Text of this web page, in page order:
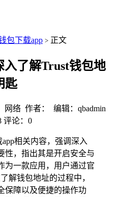
包下载app > 正文
了解Trust钱包地
匙
网络 作者： 编辑：qbadmin
评论：0
相关内容，强调深入
性，指出其是开启安全与
为一款应用，用户通过官
解钱包地址的过程中，
保障以及便捷的操作功